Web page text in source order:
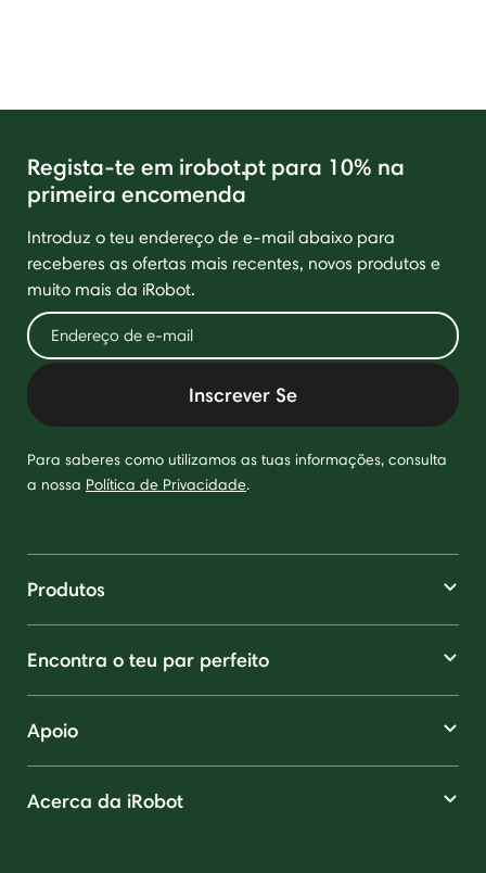
Regista-te em irobot.pt para 10% na
primeira encomenda
Introduz o teu endereço de e-mail abaixo para
receberes as ofertas mais recentes, novos produtos e
muito mais da iRobot.
Inscrever Se
Para saberes como utilizamos as tuas informações, consulta
a nossa Política de Privacidade.
Produtos
Encontra o teu par perfeito
Apoio
Acerca da iRobot